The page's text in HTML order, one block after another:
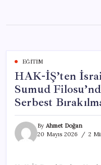
content
EĞITIM
HAK-İŞ’ten
Sumud
Serbest
By Ahmet Doğan
20 Mayıs 2026
2